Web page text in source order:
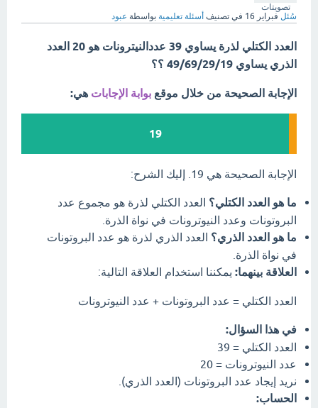
تصويتات
سُئل فبراير 16 في تصنيف أسئلة تعليمية بواسطة عبود
العدد الكتلي لذرة يساوي 39 عددالنيترونات هو 20 العدد
الذري يساوي 49/69/29/19 ؟؟
الإجابة الصحيحة من خلال موقع بوابة الإجابات هي:
19
الإجابة الصحيحة هي 19. إليك الشرح:
ما هو العدد الكتلي؟ العدد الكتلي لذرة هو مجموع عدد
البروتونات وعدد النيوترونات في نواة الذرة.
ما هو العدد الذري؟ العدد الذري لذرة هو عدد البروتونات
في نواة الذرة.
العلاقة بينهما: يمكننا استخدام العلاقة التالية:
العدد الكتلي = عدد البروتونات + عدد النيوترونات
في هذا السؤال:
العدد الكتلي = 39
عدد النيوترونات = 20
نريد إيجاد عدد البروتونات (العدد الذري).
الحساب: